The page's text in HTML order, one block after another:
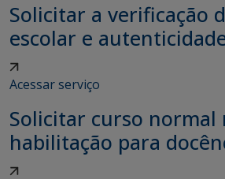
Solicitar a verificação
escolar e
Acessar serviço
Solicitar curso normal
habilitação para